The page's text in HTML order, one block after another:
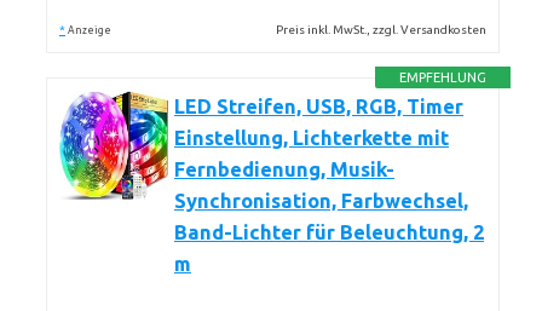
* Anzeige Preis inkl. MwSt., zzgl. Versandkosten
EMPFEHLUNG
LED Streifen, USB, RGB, Timer
Einstellung, Lichterkette mit
Fernbedienung, Musik-
Synchronisation, Farbwechsel,
Band-Lichter für Beleuchtung, 2
m